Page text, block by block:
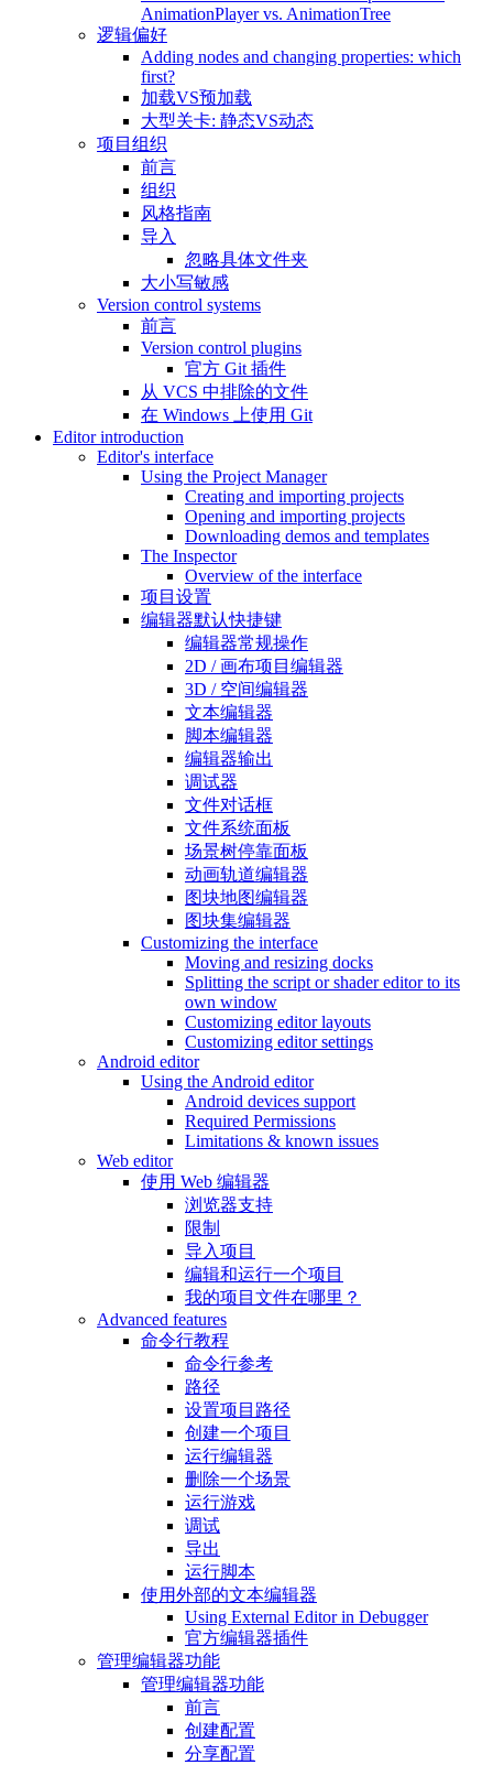
AnimationPlayer vs. AnimationTree
逻辑偏好
Adding nodes and changing properties: which
first?
加载VS预加载
大型关卡: 静态VS动态
项目组织
前言
组织
风格指南
导入
忽略具体文件夹
大小写敏感
Version control systems
前言
Version control plugins
官方 Git 插件
从 VCS 中排除的文件
在 Windows 上使用 Git
Editor introduction
Editor's interface
Using the Project Manager
Creating and importing projects
Opening and importing projects
Downloading demos and templates
The Inspector
Overview of the interface
项目设置
编辑器默认快捷键
编辑器常规操作
2D / 画布项目编辑器
3D / 空间编辑器
文本编辑器
脚本编辑器
编辑器输出
调试器
文件对话框
文件系统面板
场景树停靠面板
动画轨道编辑器
图块地图编辑器
图块集编辑器
Customizing the interface
Moving and resizing docks
Splitting the script or shader editor to its
own window
Customizing editor layouts
Customizing editor settings
Android editor
Using the Android editor
Android devices support
Required Permissions
Limitations & known issues
Web editor
使用 Web 编辑器
浏览器支持
限制
导入项目
编辑和运行一个项目
我的项目文件在哪里？
Advanced features
命令行教程
命令行参考
路径
设置项目路径
创建一个项目
运行编辑器
删除一个场景
运行游戏
调试
导出
运行脚本
使用外部的文本编辑器
Using External Editor in Debugger
官方编辑器插件
管理编辑器功能
管理编辑器功能
前言
创建配置
分享配置